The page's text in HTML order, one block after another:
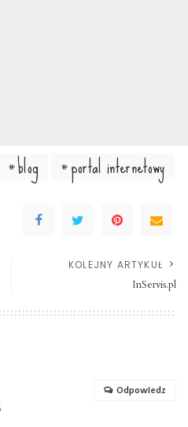
blog portal internetowy
KOLEJNY ARTYKUŁ
InServis.pl
Odpowiedz